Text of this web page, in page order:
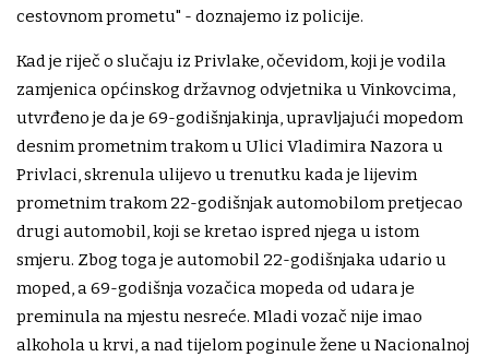
cestovnom prometu" - doznajemo iz policije.
Kad je riječ o slučaju iz Privlake, očevidom, koji je vodila
zamjenica općinskog državnog odvjetnika u Vinkovcima,
utvrđeno je da je 69-godišnjakinja, upravljajući mopedom
desnim prometnim trakom u Ulici Vladimira Nazora u
Privlaci, skrenula ulijevo u trenutku kada je lijevim
prometnim trakom 22-godišnjak automobilom pretjecao
drugi automobil, koji se kretao ispred njega u istom
smjeru. Zbog toga je automobil 22-godišnjaka udario u
moped, a 69-godišnja vozačica mopeda od udara je
preminula na mjestu nesreće. Mladi vozač nije imao
alkohola u krvi, a nad tijelom poginule žene u Nacionalnoj